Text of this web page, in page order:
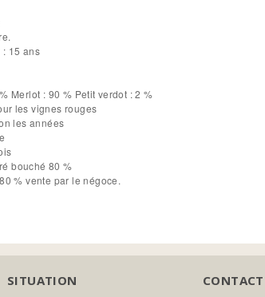
15 ans
Merlot : 90 % Petit verdot : 2 %
les vignes rouges
les années
bouché 80 %
% vente par le négoce.
SITUATION CONTACT